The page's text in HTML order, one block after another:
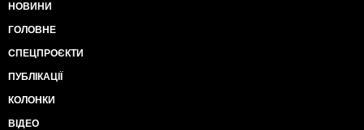
НОВИНИ
ГОЛОВНЕ
СПЕЦПРОЄКТИ
ПУБЛІКАЦІЇ
КОЛОНКИ
ВІДЕО